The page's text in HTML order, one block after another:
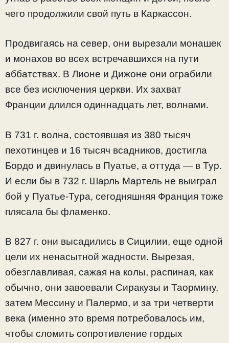
чего продолжили свой путь в Каркассон.
Продвигаясь на север, они вырезали монашек
и монахов во всех встречавшихся на пути
аббатствах. В Лионе и Дижоне они ограбили
все без исключения церкви. Их захват
Франции длился одиннадцать лет, волнами.
В 731 г. волна, состоявшая из 380 тысяч
пехотинцев и 16 тысяч всадников, достигла
Бордо и двинулась в Пуатье, а оттуда — в Тур.
И если бы в 732 г. Шарль Мартель не выиграл
бой у Пуатье-Тура, сегодняшняя Франция тоже
плясала бы фламенко.
В 827 г. они высадились в Сицилии, еще одной
цели их ненасытной жадности. Вырезая,
обезглавливая, сажая на колы, распиная, как
обычно, они завоевали Сиракузы и Таормину,
затем Мессину и Палермо, и за три четверти
века (именно это время потребовалось им,
чтобы сломить сопротивление гордых